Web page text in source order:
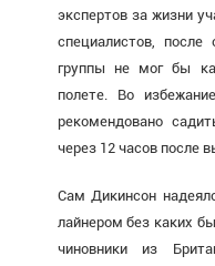
экспертов за жизни
специалистов, после
группы не мог бы
полете. Во
рекомендовано
через 12 часов после
Сам Дикинсон
лайнером без каких
чиновники из